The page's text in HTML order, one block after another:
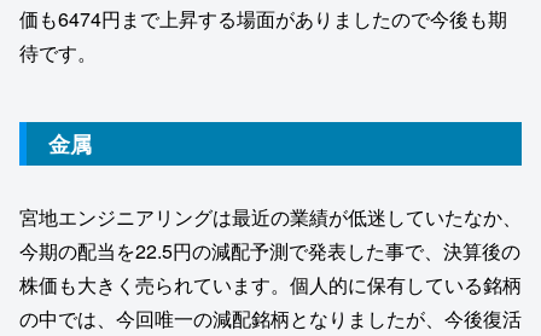
価も6474円まで上昇する場面がありましたので今後も期
待です。
金属
宮地エンジニアリングは最近の業績が低迷していたなか、
今期の配当を22.5円の減配予測で発表した事で、決算後の
株価も大きく売られています。個人的に保有している銘柄
の中では、今回唯一の減配銘柄となりましたが、今後復活